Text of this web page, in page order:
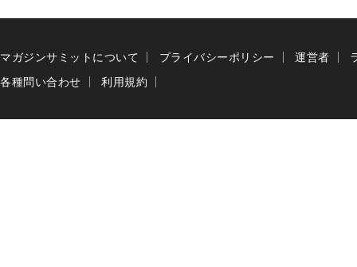
マガジンサミットについて プライバシーポリシー 運営者
各種問い合わせ
利用規約